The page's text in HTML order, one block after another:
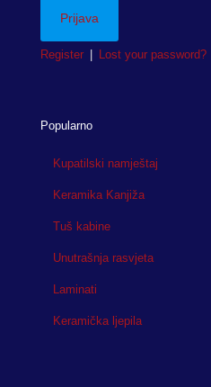
Register Lost your password?
Popularno
Kupatilski namještaj
Keramika Kanjiža
Tuš kabine
Unutrašnja rasvjeta
Laminati
Keramička ljepila